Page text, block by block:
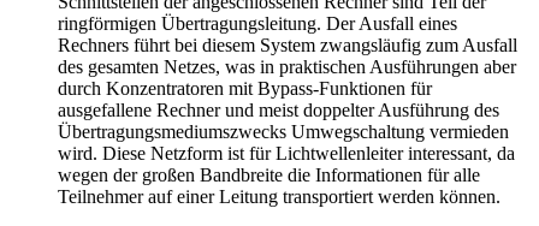
ringförmigen Übertragungsleitung. Der Ausfall eines
Rechners führt bei diesem System zwangsläufig zum Ausfall
des gesamten Netzes, was in praktischen Ausführungen aber
durch Konzentratoren mit Bypass-Funktionen für
ausgefallene Rechner und meist doppelter Ausführung des
Übertragungsmediumszwecks Umwegschaltung vermieden
wird. Diese Netzform ist für Lichtwellenleiter interessant, da
wegen der großen Bandbreite die Informationen für alle
Teilnehmer auf einer Leitung transportiert werden können.